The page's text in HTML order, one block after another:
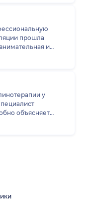
прошла
и
больше
у
объясняет
без
на